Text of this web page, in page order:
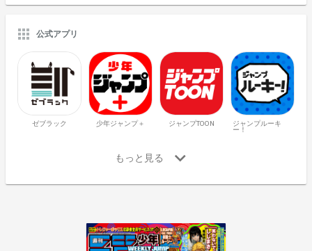
公式アプリ
ゼブラック 少年ジャンプ＋ ジャンプTOON
ジャンプルーキ
ー！